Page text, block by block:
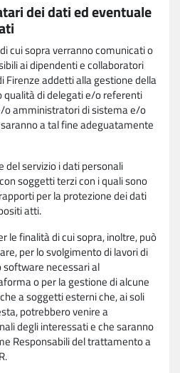
dei dati ed eventuale
cui sopra verranno comunicati o
ai dipendenti e collaboratori
Firenze addetti alla gestione della
qualità di delegati e/o referenti
o amministratori di sistema e/o
a tal fine adeguatamente
servizio i dati personali
soggetti terzi con i quali sono
per la protezione dei dati
atti.
le finalità di cui sopra, inoltre, può
per lo svolgimento di lavori di
necessari al
o per la gestione di alcune
a soggetti esterni che, ai soli
potrebbero venire a
degli interessati e che saranno
Responsabili del trattamento a